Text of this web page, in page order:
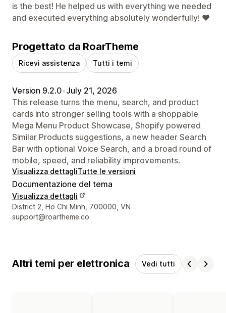
is the best! He helped us with everything we needed
and executed everything absolutely wonderfully! ❤
Progettato da RoarTheme
Ricevi assistenza Tutti i temi
Version 9.2.0•July 21, 2026
This release turns the menu, search, and product
cards into stronger selling tools with a shoppable
Mega Menu Product Showcase, Shopify powered
Similar Products suggestions, a new header Search
Bar with optional Voice Search, and a broad round of
mobile, speed, and reliability improvements.
Visualizza dettagliTutte le versioni
Documentazione del tema
Visualizza dettagli
Recapiti del designer
District 2, Ho Chi Minh, 700000, VN
support@roartheme.co
Altri temi per elettronica Vedi tutti